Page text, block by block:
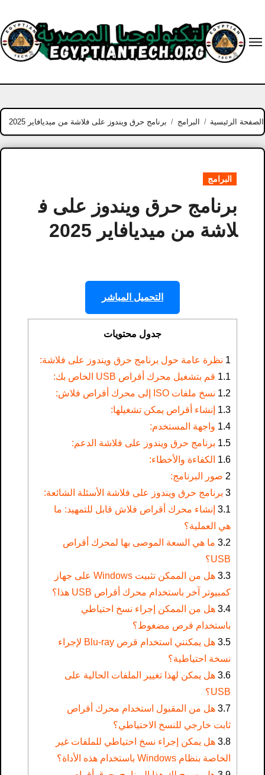
content
الصفحة الرئيسية البرامج برنامج حرق ويندوز على فلاشة من ميديافاير 2025
البرامج
برنامج حرق ويندوز على ف
لاشة من ميديافاير 2025
التحميل المباشر
جدول محتويات
1 نظرة عامة حول برنامج حرق ويندوز على فلاشة:
1.1 قم بتشغيل محرك أقراص USB الخاص بك:
1.2 نسخ ملفات ISO إلى محرك أقراص فلاش:
1.3 إنشاء أقراص يمكن تشغيلها:
1.4 واجهة المستخدم:
1.5 برنامج حرق ويندوز على فلاشة الدعم:
1.6 الكفاءة والأخطاء:
2 صور البرنامج:
3 برنامج حرق ويندوز على فلاشة الأسئلة الشائعة:
3.1 إنشاء محرك أقراص فلاش قابل للتمهيد: ما
هي العملية؟
3.2 ما هي السعة الموصى بها لمحرك أقراص
USB؟
3.3
هل من الممكن تثبيت Windows على جهاز
كمبيوتر آخر باستخدام محرك أقراص USB هذا؟
3.4 هل من الممكن إجراء نسخ احتياطي
باستخدام قرص مضغوط؟
3.5
هل يمكنني استخدام قرص Blu-ray لإجراء
نسخة احتياطية؟
3.6 هل يمكن لهذا تغيير الملفات الحالية على
USB؟
3.7 هل من المقبول استخدام محرك أقراص
ثابت خارجي للنسخ الاحتياطي؟
3.8 هل يمكن إجراء نسخ احتياطي للملفات غير
الخاصة بنظام Windows باستخدام هذه الأداة؟